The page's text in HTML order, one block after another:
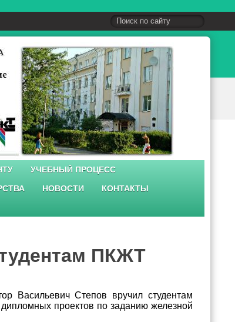
УЧЕБНЫЙ ПРОЦЕСС
НОВОСТИ КОНТАКТЫ
ПКЖТ
Васильевич Степов вручил студентам
дипломных проектов по заданию железной